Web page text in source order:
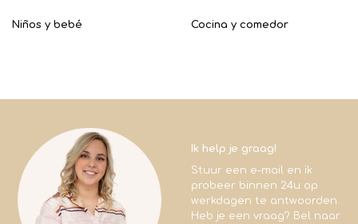
Niños y bebé Cocina y comedor
Ik help je graag!
Stuur een e-mail en ik
probeer binnen 24u op
werkdagen te antwoorden.
Heb je een vraag? Bel naar